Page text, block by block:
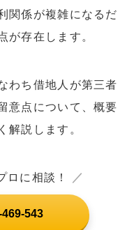
関係が複雑になるだ
が存在します。
わち借地人が第三者
意点について、概要
解説します。
ロに相談！ ／
543